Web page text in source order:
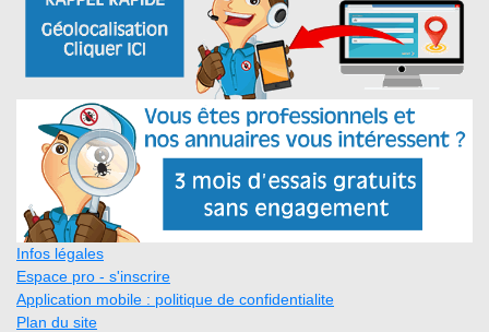
Infos légales
Espace pro - s'inscrire
Application mobile : politique de confidentialite
Plan du site